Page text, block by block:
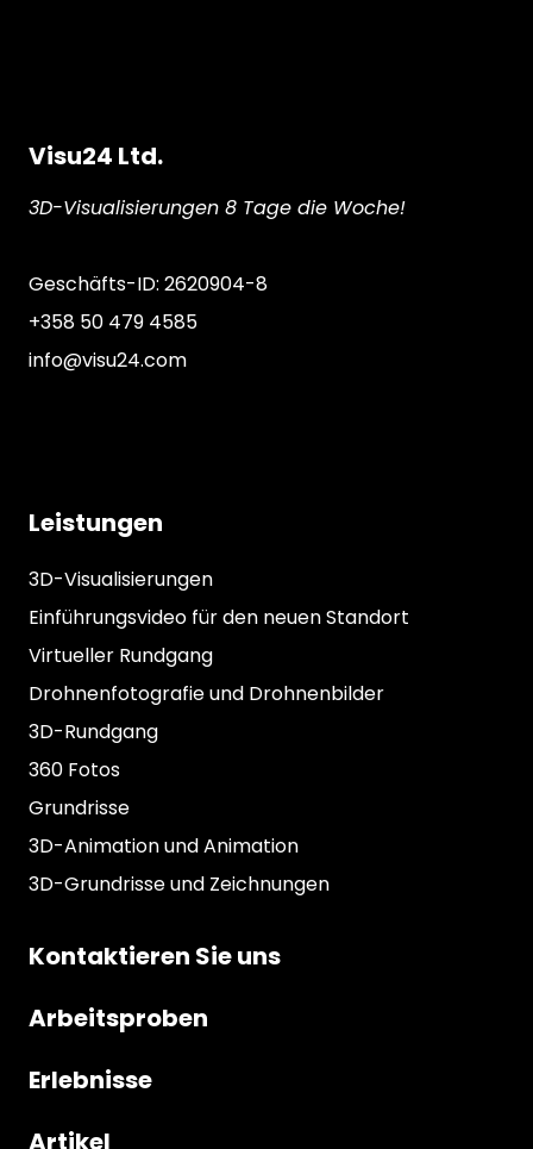
Visu24 Ltd.
3D-Visualisierungen 8 Tage die Woche!
Geschäfts-ID: 2620904-8
+358 50 479 4585
info@visu24.com
Leistungen
3D-Visualisierungen
Einführungsvideo für den neuen Standort
Virtueller Rundgang
Drohnenfotografie und Drohnenbilder
3D-Rundgang
360 Fotos
Grundrisse
3D-Animation und Animation
3D-Grundrisse und Zeichnungen
Kontaktieren Sie uns
Arbeitsproben
Erlebnisse
Artikel